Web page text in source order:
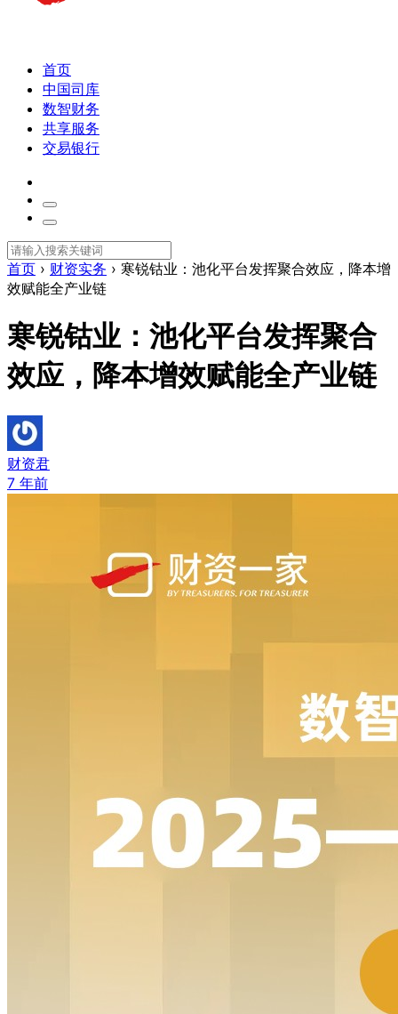
首页
中国司库
数智财务
共享服务
交易银行
首页 › 财资实务 › 寒锐钴业：池化平台发挥聚合效应，降本增
效赋能全产业链
寒锐钴业：池化平台发挥聚合
效应，降本增效赋能全产业链
财资君
7 年前